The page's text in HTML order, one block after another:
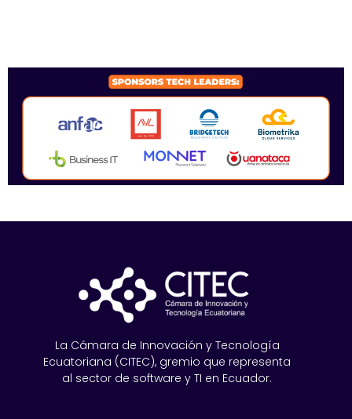
La Cámara de Innovación y Tecnología
Ecuatoriana (CITEC), gremio que representa
al sector de software y TI en Ecuador.